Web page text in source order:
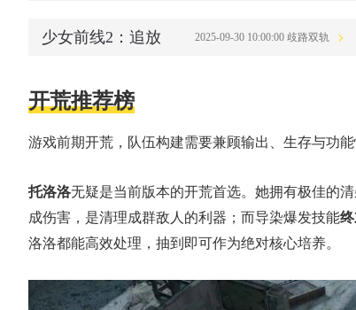
少女前线2：追放 2025-09-30 10:00:00 歧路双轨
开荒推荐榜
游戏前期开荒，队伍构建需要兼顾输出、生存与功
托洛洛无疑是当前版本的开荒首选。她拥有极佳的
成伤害，是清理成群敌人的利器；而导染爆发技能
洛洛都能高效处理，抽到即可作为绝对核心培养。